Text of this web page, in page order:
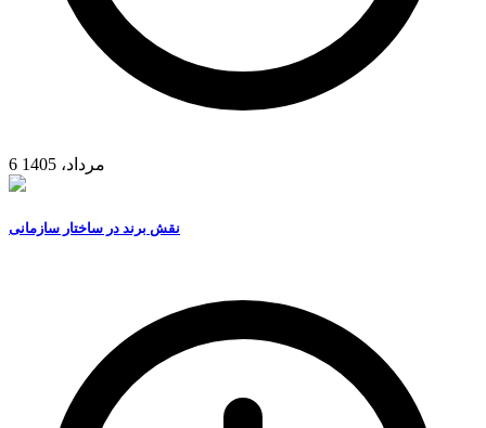
6 مرداد، 1405
نقش برند در ساختار سازمانی